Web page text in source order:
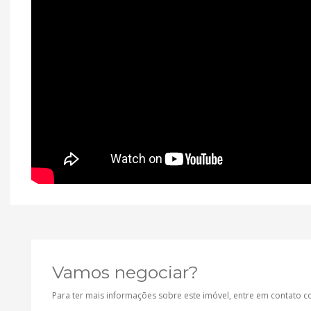
Vamos negociar?
Para ter mais informações sobre este imóvel, entre em contato